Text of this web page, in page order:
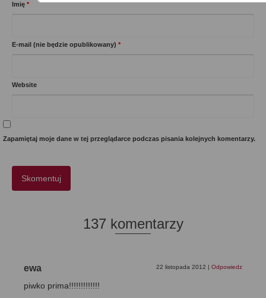
Imię *
E-mail (nie będzie opublikowany) *
Website
Zapamiętaj moje dane w tej przeglądarce podczas pisania kolejnych komentarzy.
137 komentarzy
ewa 22 listopada 2012 Odpowiedz
piwko prima!!!!!!!!!!!!!